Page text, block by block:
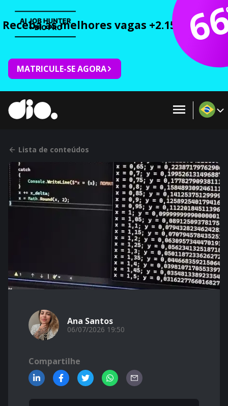
Receba as melhores vagas +2.150 cursos
MATRICULE-SE AGORA
Lista de conteúdos
Ana Santos
06/07/2026 19:50
Compartilhe